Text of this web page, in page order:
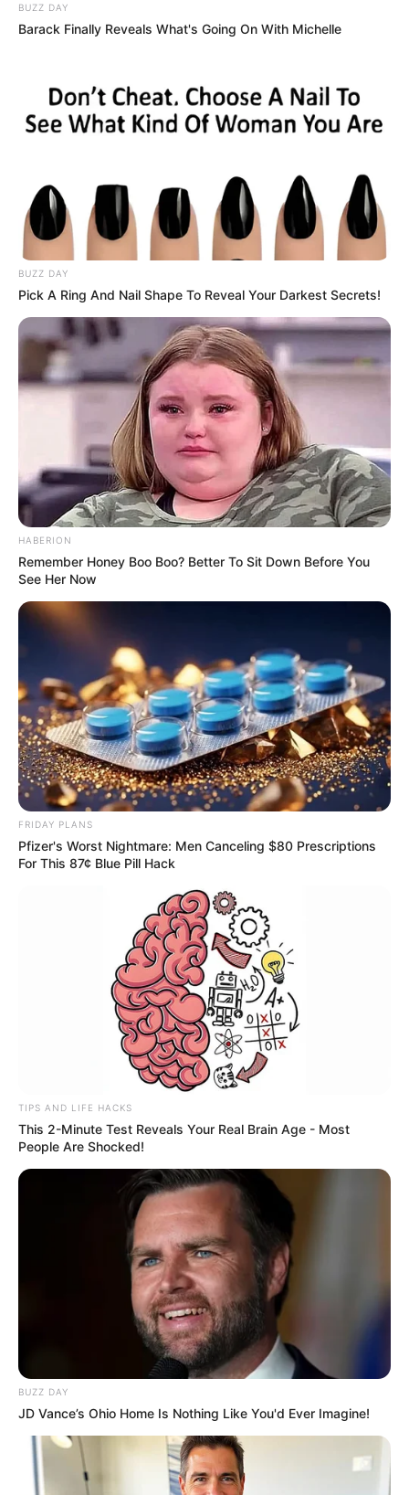
ΚΥΜΗ ΝΕΑ
BUZZ DAY
Barack Finally Reveals What's Going On With Michelle
BUZZ DAY
Pick A Ring And Nail Shape To Reveal Your Darkest Secrets!
HABERION
Remember Honey Boo Boo? Better To Sit Down Before You
See Her Now
FRIDAY PLANS
Pfizer's Worst Nightmare: Men Canceling $80 Prescriptions
For This 87¢ Blue Pill Hack
TIPS AND LIFE HACKS
This 2-Minute Test Reveals Your Real Brain Age - Most
People Are Shocked!
BUZZ DAY
JD Vance’s Ohio Home Is Nothing Like You'd Ever Imagine!